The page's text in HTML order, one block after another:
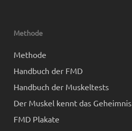
Methode
Methode
Handbuch der FMD
Handbuch der Muskeltests
Der Muskel kennt das Geheimnis
FMD Plakate